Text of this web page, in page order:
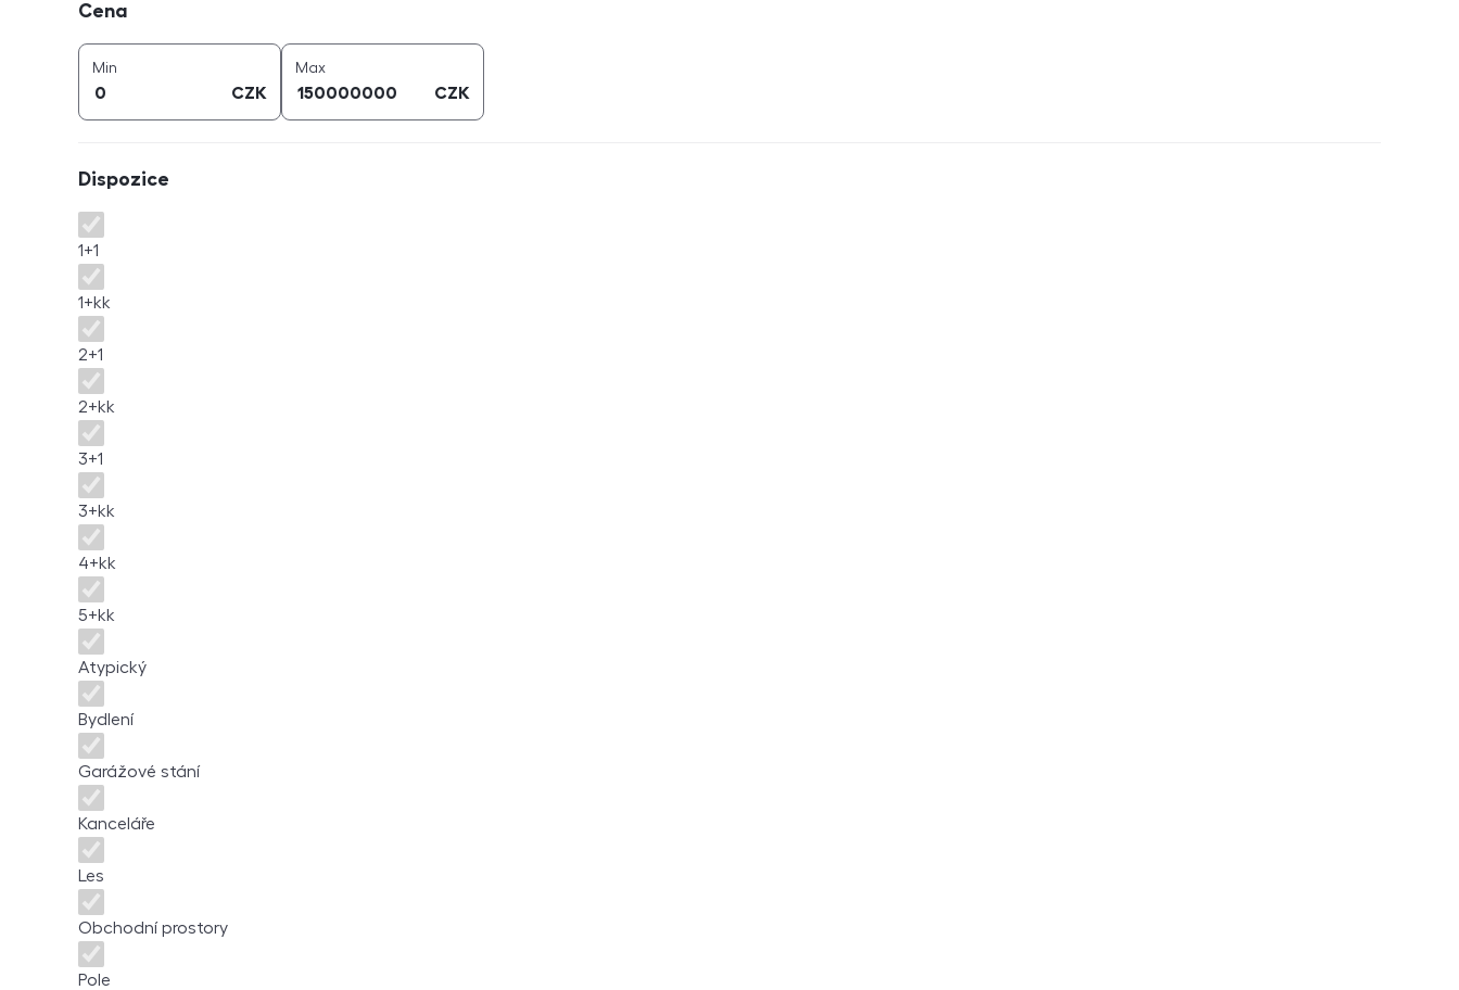
Cena
Min
CZK
Maxcena (
CZK
Dispozice
Dispozice
1+1
1+kk
2+1
2+kk
3+1
3+kk
4+kk
5+kk
Atypický
Bydlení
Garážové stání
Kanceláře
Les
Obchodní prostory
Pole